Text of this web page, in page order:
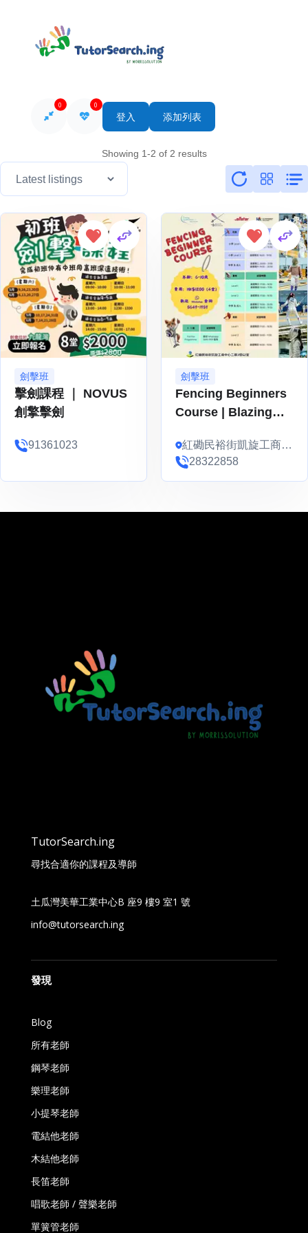
0 0
登入 添加列表
Showing 1-2 of 2 results
劍擊班
擊劍課程 ｜ NOVUS
創擎擊劍
91361023
劍擊班
Fencing Beginners
Course | Blazing
紅磡民裕街凱旋工商中
心2期3樓G2 & G5 &
28322858
TutorSearch.ing
尋找合適你的課程及導師
土瓜灣美華工業中心B 座9 樓9 室1 號
info@tutorsearch.ing
發現
Blog
所有老師
鋼琴老師
樂理老師
小提琴老師
電結他老師
木結他老師
長笛老師
唱歌老師 / 聲樂老師
單簧管老師